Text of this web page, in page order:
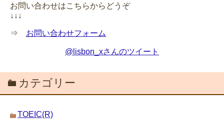
お問い合わせはこちらからどうぞ
↓↓↓
⇒ お問い合わせフォーム
@lisbon_xさんのツイート
カテゴリー
TOEIC(R)